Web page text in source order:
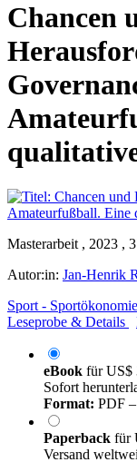
Chancen
Masterarbeit , 2023 ,
Autor:in: Jan-Henrik
Sport -
Leseprobe & Details
eBook fürUS$
Sofort
Format: PDF
Paperback für
Versand